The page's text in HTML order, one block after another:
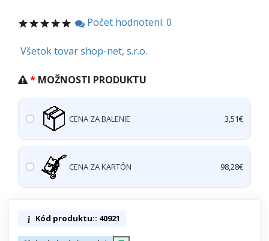
Počet hodnotení: 0
Všetok tovar shop-net, s.r.o.
MOŽNOSTI PRODUKTU
CENA ZA BALENIE 3,51€
CENA ZA KARTÓN 98,28€
Kód produktu:: 40921